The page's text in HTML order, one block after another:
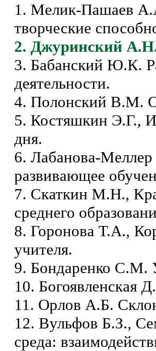
1. Мелик-Пашаев
творческие
2. Джуринский
3. Бабанский Ю.К.
деятельности.
4. Полонский В.М.
5. Костяшкин Э.Г.,
дня.
6. Лабанова-
развивающее
7. Скаткин М.Н.,
среднего
8. Горонова Т.А.,
учителя.
9. Бондаренко С.М.
10. Богоявленская
11. Орлов А.Б.
12. Вульфов Б.З.,
среда: